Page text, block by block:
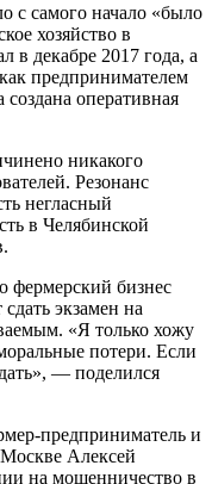
с самого начало «было
хозяйство в
в декабре 2017 года, а
предпринимателем
оперативная
никакого
Резонанс
негласный
в Челябинской
фермерский бизнес
экзамен на
«Я только хожу
потери. Если
— поделился
предприниматель и
Алексей
на мошенничество в